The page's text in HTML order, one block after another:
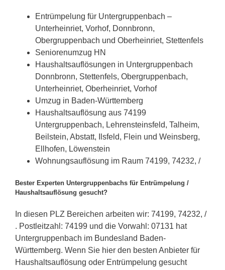
Entrümpelung für Untergruppenbach –
Unterheinriet, Vorhof, Donnbronn,
Obergruppenbach und Oberheinriet, Stettenfels
Seniorenumzug HN
Haushaltsauflösungen in Untergruppenbach
Donnbronn, Stettenfels, Obergruppenbach,
Unterheinriet, Oberheinriet, Vorhof
Umzug in Baden-Württemberg
Haushaltsauflösung aus 74199
Untergruppenbach, Lehrensteinsfeld, Talheim,
Beilstein, Abstatt, Ilsfeld, Flein und Weinsberg,
Ellhofen, Löwenstein
Wohnungsauflösung im Raum 74199, 74232, /
Bester Experten Untergruppenbachs für Entrümpelung /
Haushaltsauflösung gesucht?
In diesen PLZ Bereichen arbeiten wir: 74199, 74232, /
. Postleitzahl: 74199 und die Vorwahl: 07131 hat
Untergruppenbach im Bundesland Baden-
Württemberg. Wenn Sie hier den besten Anbieter für
Haushaltsauflösung oder Entrümpelung gesucht